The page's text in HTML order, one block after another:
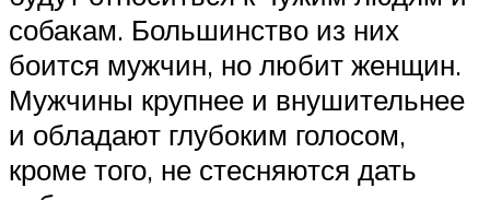
собакам. Большинство из них
боится мужчин, но любит женщин.
Мужчины крупнее и внушительнее
и обладают глубоким голосом,
кроме того, не стесняются дать